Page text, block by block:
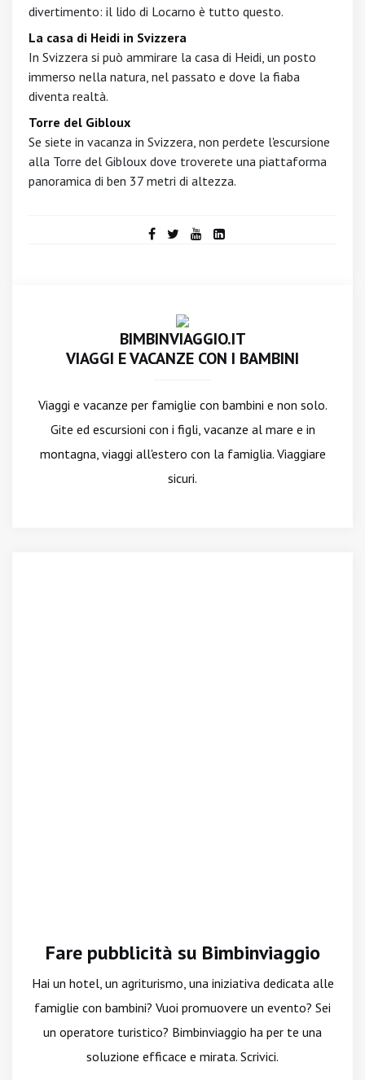
divertimento: il lido di Locarno è tutto questo.
La casa di Heidi in Svizzera
In Svizzera si può ammirare la casa di Heidi, un posto
immerso nella natura, nel passato e dove la fiaba
diventa realtà.
Torre del Gibloux
Se siete in vacanza in Svizzera, non perdete l'escursione
alla Torre del Gibloux dove troverete una piattaforma
panoramica di ben 37 metri di altezza.
BIMBINVIAGGIO.IT
VIAGGI E VACANZE CON I BAMBINI
Viaggi e vacanze per famiglie con bambini e non solo.
Gite ed escursioni con i figli, vacanze al mare e in
montagna, viaggi all'estero con la famiglia. Viaggiare
sicuri.
Fare pubblicità su Bimbinviaggio
Hai un hotel, un agriturismo, una iniziativa dedicata alle
famiglie con bambini? Vuoi promuovere un evento? Sei
un operatore turistico? Bimbinviaggio ha per te una
soluzione efficace e mirata. Scrivici.